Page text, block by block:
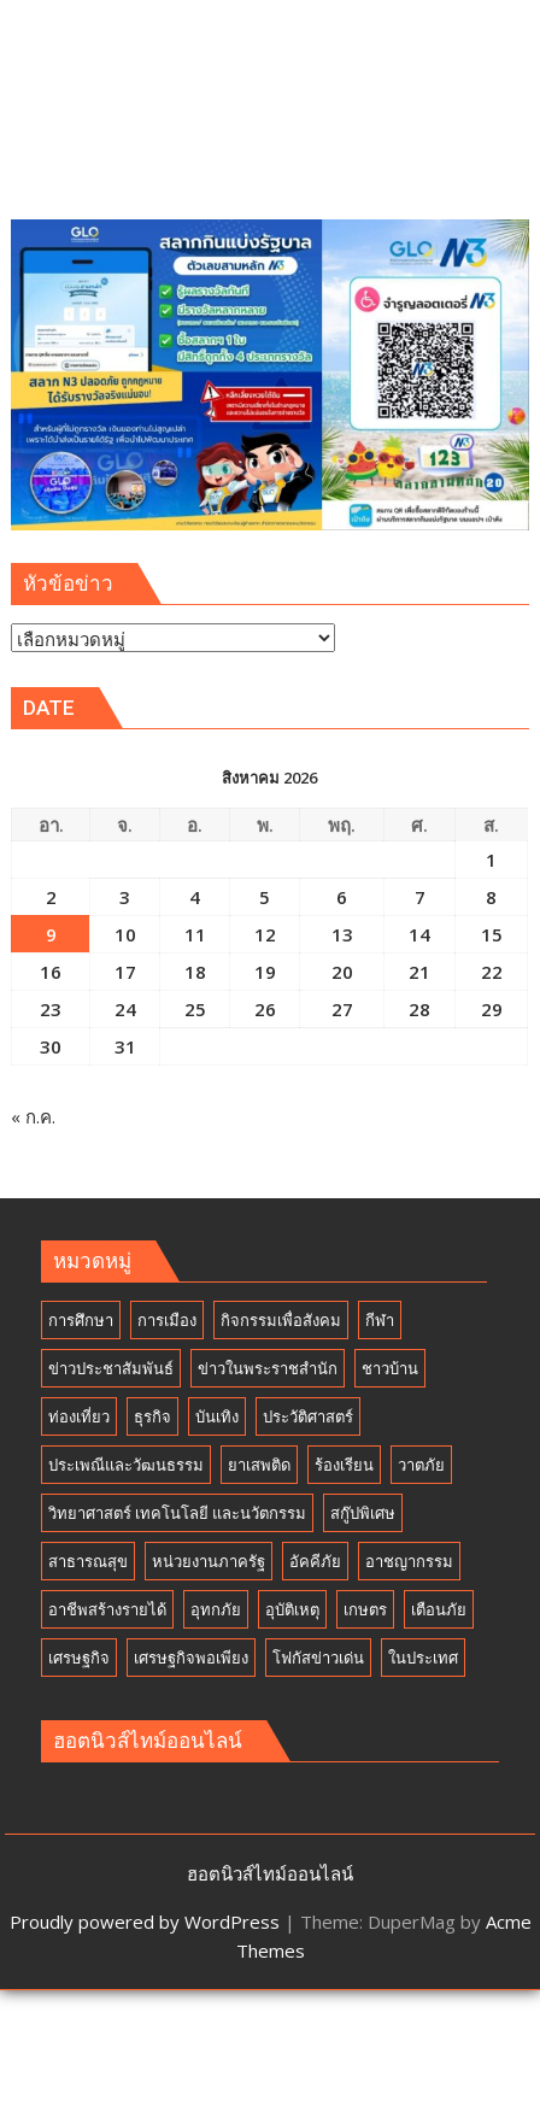
สืบสาน
พุทธ
ประเพณี
ส่ง
ต่อ
แรง
แห่ง
ศรัทธา
ใน
พระพุทธ
ศาสนา
หัวข้อข่าว
หัวข้อ
DATE
สิงหาคม 2026
อา. จ. อ. พ. พฤ. ศ.
ส.
1
2
3 4 5 6 7
8
9
10 11 12 13 14
15
16
17 18 19 20 21
22
23
24 25 26 27 28
29
30
31
« ก.ค.
หมวดหมู่
การศึกษา การเมือง กิจกรรมเพื่อสังคม กีฬา
ข่าวประชาสัมพันธ์ ข่าวในพระราชสำนัก ชาวบ้าน
ท่องเที่ยว ธุรกิจ บันเทิง ประวัติศาสตร์
ประเพณีและวัฒนธรรม ยาเสพติด ร้องเรียน วาตภัย
วิทยาศาสตร์ เทคโนโลยี และนวัตกรรม สกู๊ปพิเศษ
สาธารณสุข หน่วยงานภาครัฐ อัคคีภัย อาชญากรรม
อาชีพสร้างรายได้ อุทกภัย อุบัติเหตุ เกษตร เตือนภัย
เศรษฐกิจ เศรษฐกิจพอเพียง โฟกัสข่าวเด่น ในประเทศ
ฮอตนิวส์ไทม์ออนไลน์
ฮอตนิวส์ไทม์ออนไลน์
Proudly powered by WordPress | Theme: DuperMag by Acme
Themes